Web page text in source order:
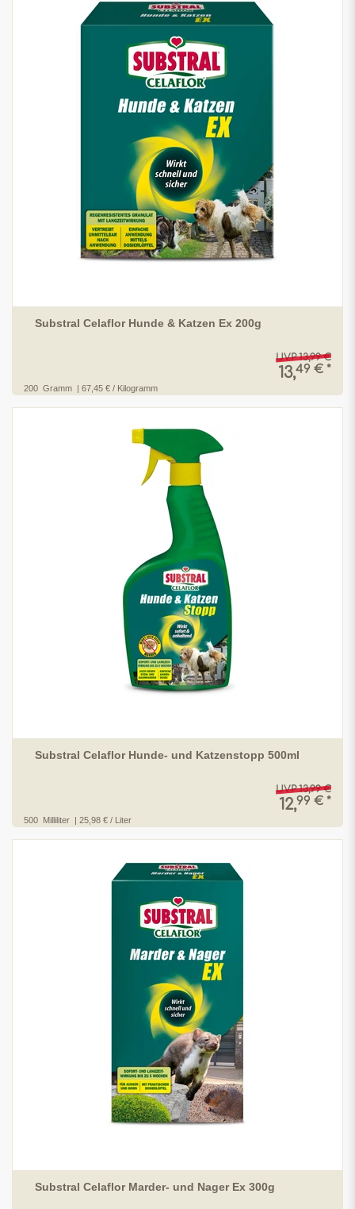
Substral Celaflor Hunde & Katzen Ex 200g
UVP 13,99 €
13,49 € *
200 Gramm | 67,45 € / Kilogramm
Substral Celaflor Hunde- und Katzenstopp 500ml
UVP 13,99 €
12,99 € *
500 Milliliter | 25,98 € / Liter
Substral Celaflor Marder- und Nager Ex 300g